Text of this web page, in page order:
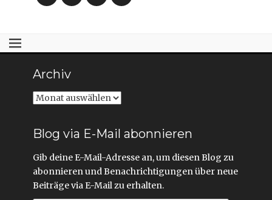
Archiv
Archiv
Blog via E-Mail abonnieren
Gib deine E-Mail-Adresse an, um diesen Blog zu
abonnieren und Benachrichtigungen über neue
Beiträge via E-Mail zu erhalten.